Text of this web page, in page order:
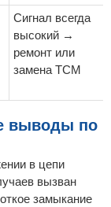
Сигнал всегда
высокий →
ремонт или
замена TCM
выводы по
в цепи
вызван
замыкание